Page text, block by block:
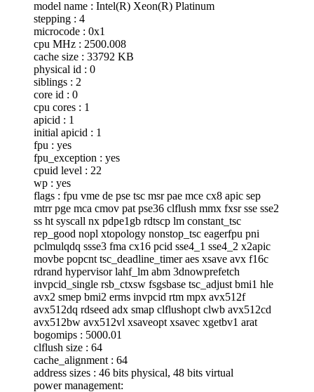
model name : Intel(R) Xeon(R) Platinum
stepping : 4
microcode : 0x1
cpu MHz : 2500.008
cache size : 33792 KB
physical id : 0
siblings : 2
core id : 0
cpu cores : 1
apicid : 1
initial apicid : 1
fpu : yes
fpu_exception : yes
cpuid level : 22
wp : yes
flags : fpu vme de pse tsc msr pae mce cx8 apic sep
mtrr pge mca cmov pat pse36 clflush mmx fxsr sse sse2
ss ht syscall nx pdpe1gb rdtscp lm constant_tsc
rep_good nopl xtopology nonstop_tsc eagerfpu pni
pclmulqdq ssse3 fma cx16 pcid sse4_1 sse4_2 x2apic
movbe popcnt tsc_deadline_timer aes xsave avx f16c
rdrand hypervisor lahf_lm abm 3dnowprefetch
invpcid_single rsb_ctxsw fsgsbase tsc_adjust bmi1 hle
avx2 smep bmi2 erms invpcid rtm mpx avx512f
avx512dq rdseed adx smap clflushopt clwb avx512cd
avx512bw avx512vl xsaveopt xsavec xgetbv1 arat
bogomips : 5000.01
clflush size : 64
cache_alignment : 64
address sizes : 46 bits physical, 48 bits virtual
power management: